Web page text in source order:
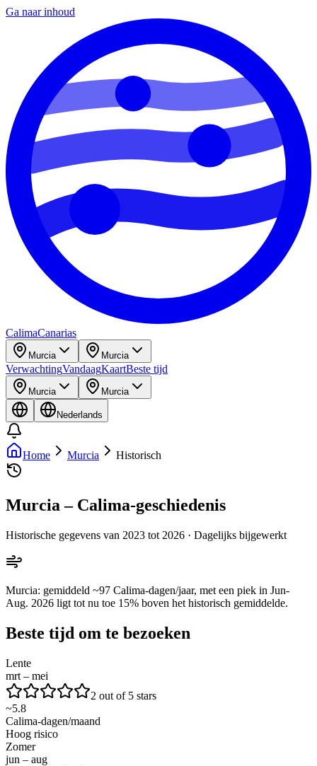
Ga naar inhoud
CalimaCanarias
Murcia Murcia
VerwachtingVandaagKaartBeste tijd
Murcia Murcia
Nederlands
Home Murcia Historisch
Murcia – Calima-geschiedenis
Historische gegevens van 2023 tot 2026 · Dagelijks bijgewerkt
Murcia: gemiddeld ~97 Calima-dagen/jaar, met een piek in Jun-
Aug. 2026 ligt tot nu toe 15% boven het historisch gemiddelde.
Beste tijd om te bezoeken
Lente
mrt – mei
2 out of 5 stars
~5.8
Calima-dagen/maand
Hoog risico
Zomer
jun – aug